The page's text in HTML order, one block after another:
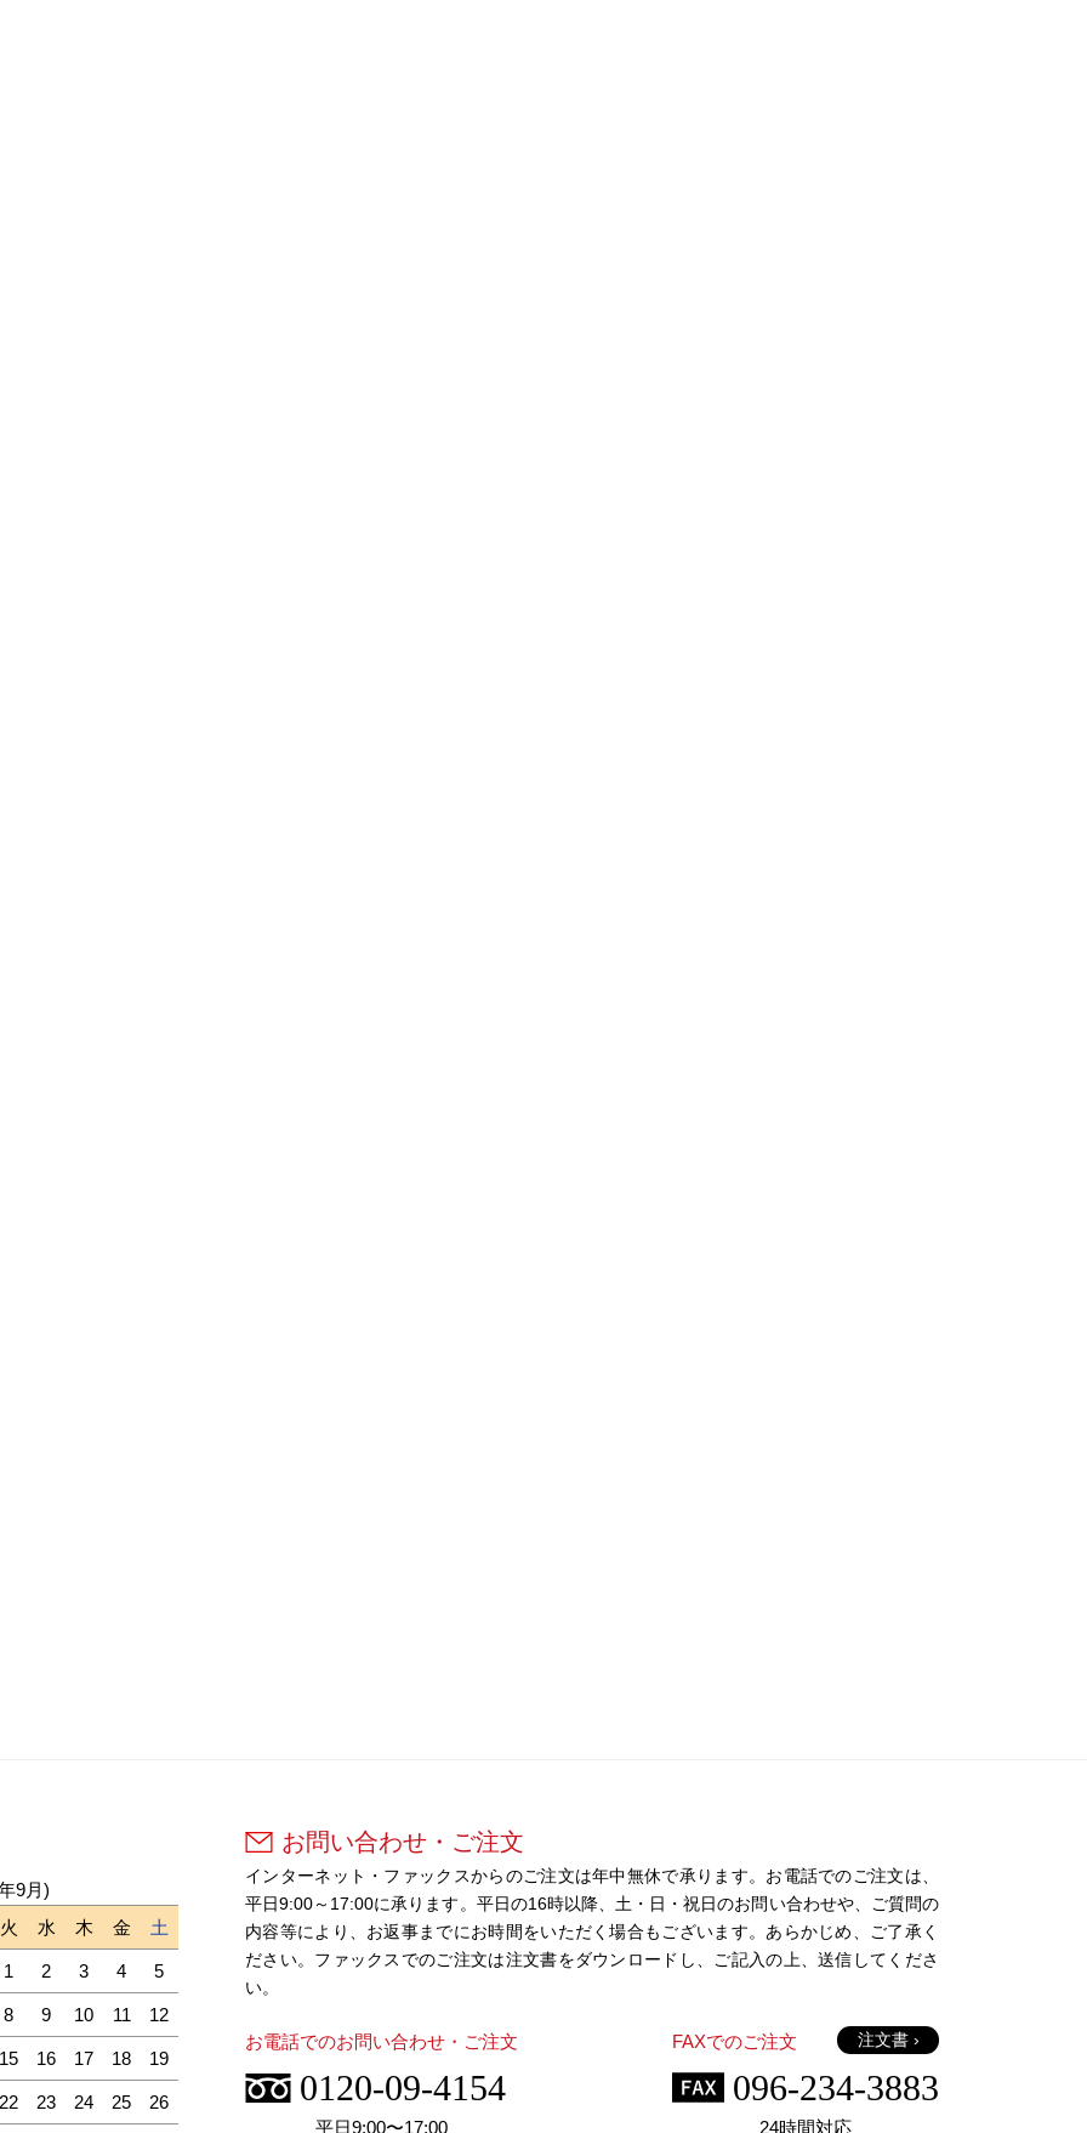
9月)
火
水 木 金 土
1 2 3 4 5
8 9 10 11 12
15 16 17 18 19
22 23 24 25 26
お問い合わせ・ご注文
インターネット・ファックスからのご注文は年中無休で承ります。お電話でのご注文は、
平日9:00～17:00に承ります。平日の16時以降、土・日・祝日のお問い合わせや、ご質問の
内容等により、お返事までにお時間をいただく場合もございます。あらかじめ、ご了承く
ださい。ファックスでのご注文は注文書をダウンロードし、ご記入の上、送信してくださ
い。
お電話でのお問い合わせ・ご注文
0120-09-4154
平日9:00〜17:00
FAXでのご注文 注文書 ›
096-234-3883
24時間対応